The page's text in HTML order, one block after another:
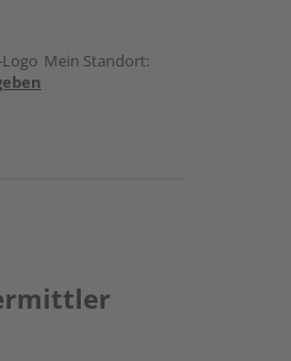
Mein Standort: